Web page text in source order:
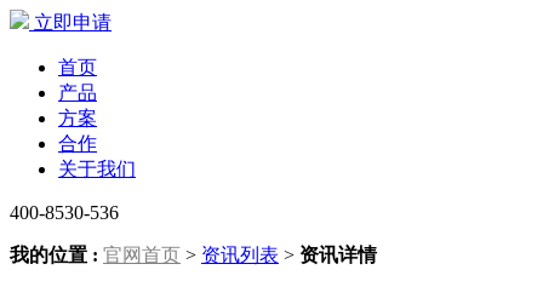
立即申请
首页
产品
方案
合作
关于我们
400-8530-536
我的位置 : 官网首页 > 资讯列表 > 资讯详情